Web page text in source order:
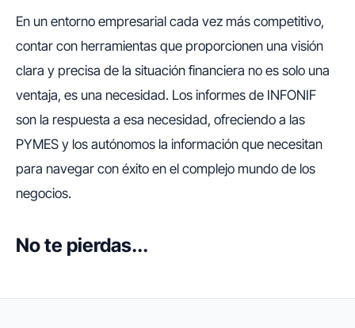
En un entorno empresarial cada vez más competitivo,
contar con herramientas que proporcionen una visión
clara y precisa de la situación financiera no es solo una
ventaja, es una necesidad. Los informes de INFONIF
son la respuesta a esa necesidad, ofreciendo a las
PYMES y los autónomos la información que necesitan
para navegar con éxito en el complejo mundo de los
negocios.
No te pierdas...